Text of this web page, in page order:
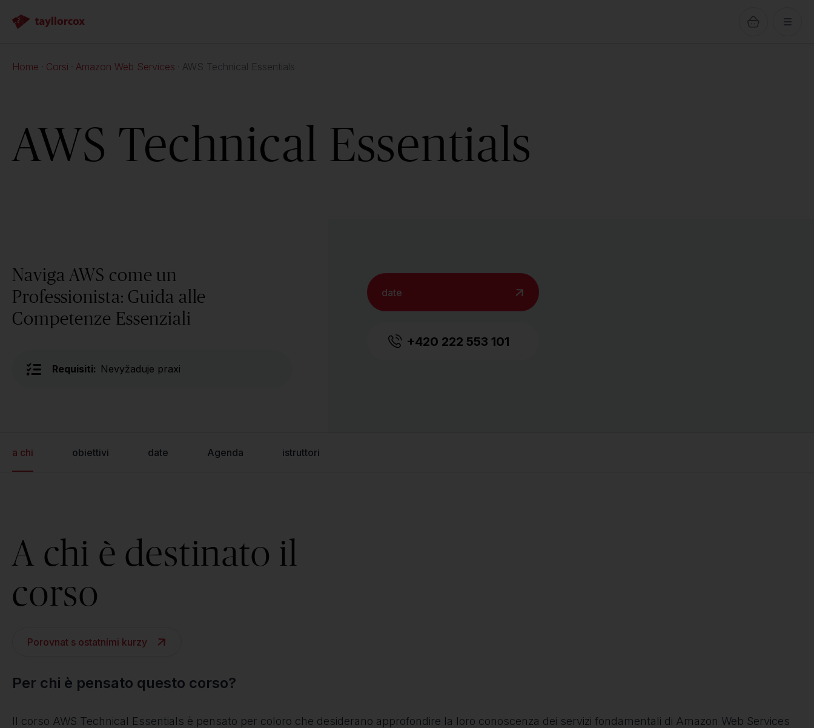
Home Corsi Amazon Web Services AWS Technical Essentials
AWS Technical Essentials
Naviga AWS come un
Professionista: Guida alle
Competenze Essenziali
Requisiti: Nevyžaduje praxi
date
+420 222 553 101
a chi obiettivi date Agenda istruttori
A chi è destinato il
corso
Porovnat s ostatními kurzy
Per chi è pensato questo corso?
Il corso AWS Technical Essentials è pensato per coloro che desiderano approfondire la loro conoscenza dei servizi fondamentali di Amazon Web Services